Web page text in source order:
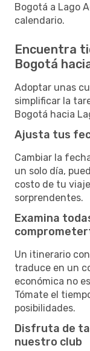
Bogotá a Lago
calendario.
Encuentra
Bogotá
Adoptar unas
simplificar la
Bogotá hacia
Ajusta tus
Cambiar la
un solo día,
costo de tu
sorprendentes.
Examina
Un itinerario
traduce en un
económica no
Tómate el
posibilidades.
Disfruta de
nuestro club